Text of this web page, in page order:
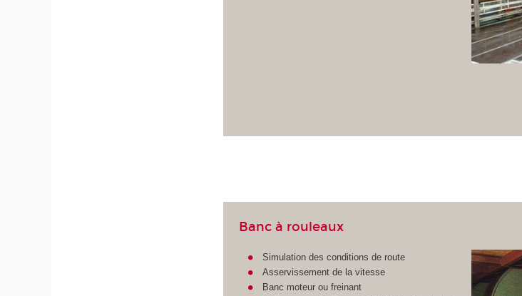
Banc à rouleaux
Simulation des conditions de route
Asservissement de la vitesse
Banc moteur ou freinant